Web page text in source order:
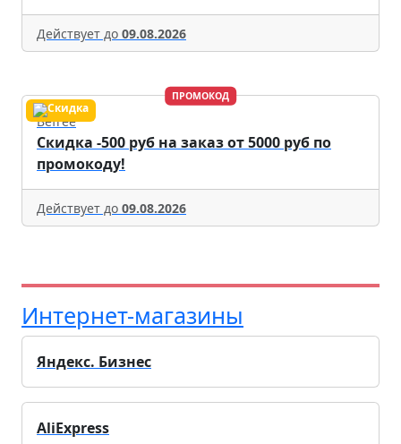
Действует до 09.08.2026
ПРОМОКОД
Befree
Скидка -500 руб на заказ от 5000 руб по
промокоду!
Действует до 09.08.2026
Интернет-магазины
Яндекс. Бизнес
AliExpress